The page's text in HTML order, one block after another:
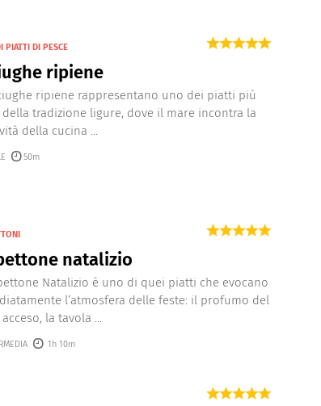
PIATTI DI PESCE
ripiene
ripiene rappresentano uno dei piatti più
della tradizione ligure, dove il mare incontra la
della cucina ...
50m
natalizio
Natalizio è uno di quei piatti che evocano
l’atmosfera delle feste: il profumo del
la tavola ...
1h 10m